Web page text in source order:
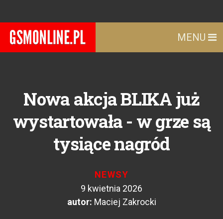
MENU
Nowa akcja BLIKA już
wystartowała - w grze są
tysiące nagród
NEWSY
9 kwietnia 2026
autor: Maciej Zakrocki